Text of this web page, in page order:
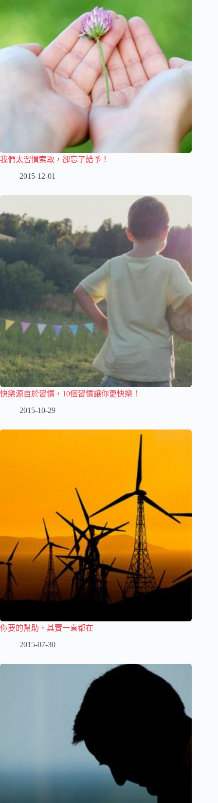
我們太習慣索取，卻忘了給予！
2015-12-01
快樂源自於習慣，10個習慣讓你更快樂！
2015-10-29
你要的幫助，其實一直都在
2015-07-30